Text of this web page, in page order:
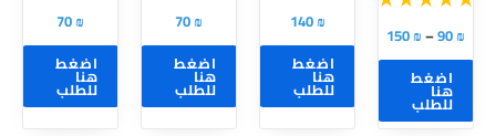
90₪
–
150₪
اضغط
هنا
للطلب
الخيارات
على
صفحة
المنتج
140₪
اضغط
هنا
للطلب
70₪
اضغط
هنا
للطلب
الخيارات
على
صفحة
المنتج
70₪
اضغط
هنا
للطلب
الخيارات
على
صفحة
المنتج